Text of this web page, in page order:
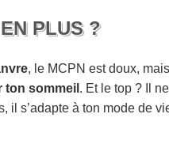
PLUS ?
, le MCPN est doux,
ton sommeil . Et le top ? Il
il s’adapte à ton mode de